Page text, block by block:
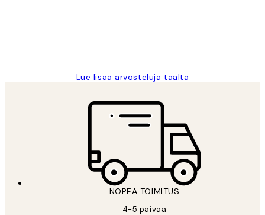
Lue lisää arvosteluja täältä
NOPEA TOIMITUS
4-5 päivää